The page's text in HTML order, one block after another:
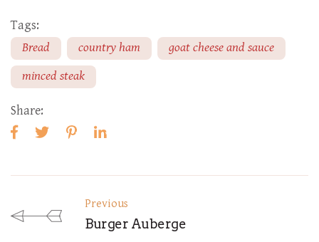
Tags:
Bread
country ham
goat cheese and sauce
minced steak
Share:
Previous
Burger Auberge